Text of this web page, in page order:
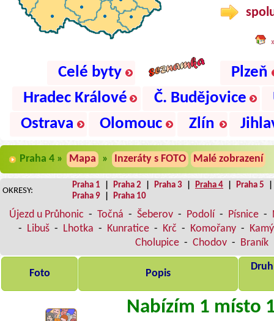
Celé byty
Plzeň
Hradec Králové
Č. Budějovice
Ostrava
Olomouc Zlín
Praha 4 » Mapa » Inzeráty s FOTO Malé zobrazení
OKRESY:
Praha 1 Praha 2 Praha 3 Praha 4 Praha 5
Praha 9
Praha 10
Újezd u Průhonic - Točná - Šeberov - Podolí - Písnice -
- Libuš - Lhotka - Kunratice - Krč - Komořany -
Cholupice - Chodov - Braník
Foto Popis
Nabízím 1 místo